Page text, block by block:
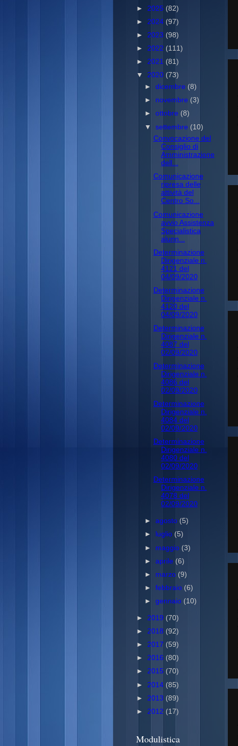
► 2025 (82)
► 2024 (97)
► 2023 (98)
► 2022 (111)
► 2021 (81)
▼ 2020 (73)
►dicembre (8)
► novembre (3)
►ottobre (8)
▼settembre (10)
Convocazione del
Consiglio di
Amministrazione
dell...
Comunicazione
ripresa delle
attività del
Centro So...
Comunicazione
avvio Assistenza
Specialistica
alunn...
Determinazione
Dirigenziale n.
4121 del
04/09/2020
Determinazione
Dirigenziale n.
4120 del
04/09/2020
Determinazione
Dirigenziale n.
4087 del
02/09/2020
Determinazione
Dirigenziale n.
4086 del
02/09/2020
Determinazione
Dirigenziale n.
4084 del
02/09/2020
Determinazione
Dirigenziale n.
4080 del
02/09/2020
Determinazione
Dirigenziale n.
4078 del
02/09/2020
►agosto (5)
►
luglio (5)
► maggio (3)
►aprile (6)
► marzo (9)
►febbraio (6)
►gennaio (10)
► 2019 (70)
► 2018 (92)
► 2017 (59)
► 2016 (80)
► 2015 (70)
► 2014 (85)
► 2013 (89)
► 2012 (17)
Modulistica